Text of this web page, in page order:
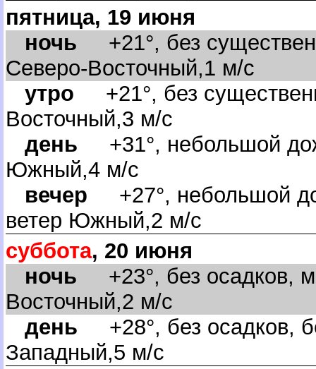
пятница, 19 июня
ночь +21°, без
Северо-Восточный,1 м/с
утро +21°, без
осточный,3 м/с
день +31°, небольшой
Южный,4 м/с
ечер +27°, небольшой
етер Южный,2 м/с
суббота, 20 июня
ночь +23°, без осадков,
осточный,2 м/с
день +28°, без осадков,
Западный,5 м/с